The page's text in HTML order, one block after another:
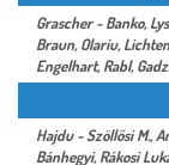
Grascher - Banko,
Braun, Olariu,
Engelhart, Rabl,
Hajdu - Szöllősi M.,
Bánhegyi, Rákosi